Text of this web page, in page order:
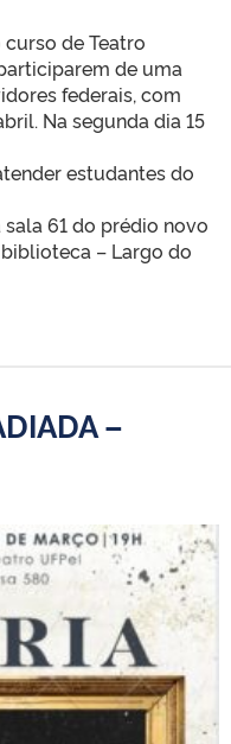
de Teatro
de uma
federais, com
Na segunda dia 15
estudantes do
sala 61 do prédio novo
– Largo do
–